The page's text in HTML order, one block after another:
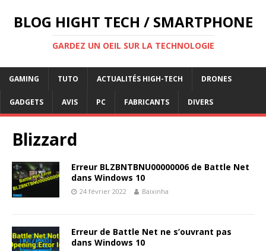
BLOG HIGHT TECH / SMARTPHONE
GARDEZ UN OEIL SUR LA TECHNOLOGIE
GAMING TUTO ACTUALITÉS HIGH-TECH DRONES
GADGETS AVIS PC FABRICANTS DIVERS
Blizzard
Erreur BLZBNTBNU00000006 de Battle Net
dans Windows 10
24 février 2022 Baixinha
Erreur de Battle Net ne s’ouvrant pas
dans Windows 10